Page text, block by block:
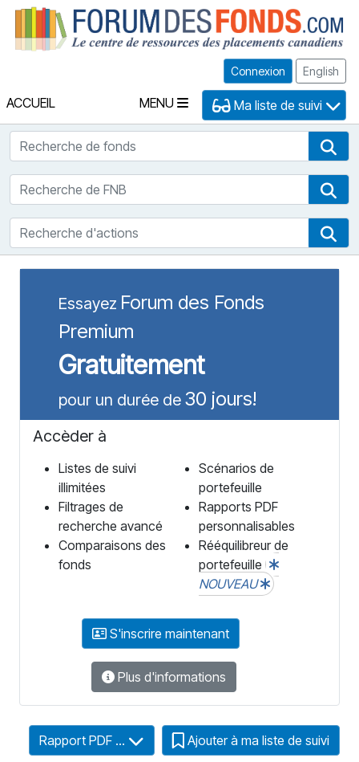
Connexion English
ACCUEIL MENU Ma liste de suivi
Recherche de fonds
Recherche de FNB
Recherche d'actions
Essayez Forum des Fonds
Premium
Gratuitement
pour un durée de 30 jours!
Accèder à
Listes de suivi
illimitées
Filtrages de
recherche avancé
Comparaisons des
fonds
Scénarios de
portefeuille
Rapports PDF
personnalisables
Rééquilibreur de
portefeuille
NOUVEAU
S'inscrire maintenant
Plus d'informations
Rapport PDF ... Ajouter à ma liste de suivi